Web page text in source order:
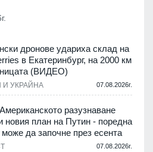
дронове удариха склад на
в Екатеринбург, на 2000 км
(ВИДЕО)
И УКРАЙНА 07.08.2026г.
разузнаване
новия план на Путин - поредна
може да започне през есента
07.08.2026г.